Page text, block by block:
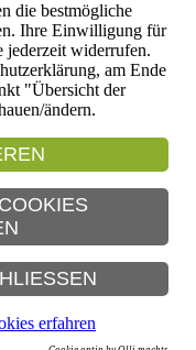
Märchen und
die Vogelwelt
Keine, dank des
- Treffpunkt:
Leckereien ist
die bestmögliche
Ihre Einwilligung für
jederzeit widerrufen.
am Ende
"Übersicht der
ändern.
erfahren